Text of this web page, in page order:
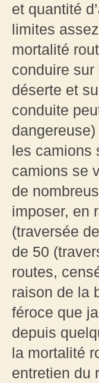
et quantité
limites
mortalité
conduire
déserte et
conduite
les camions
camions se
de
imposer, en
(traversée
de 50
routes,
raison de la
féroce que
depuis
la mortalité
entretien du